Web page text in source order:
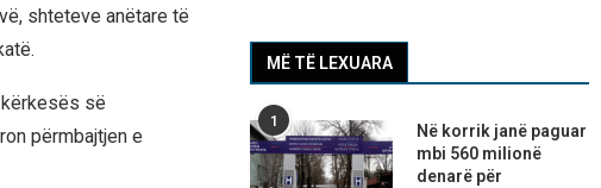
shteteve anëtare të
së
përmbajtjen e
MË TË LEXUARA
1
Në korrik janë paguar
mbi 560 milionë
denarë për